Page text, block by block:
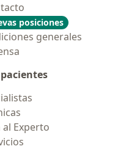
posiciones
generales
Experto